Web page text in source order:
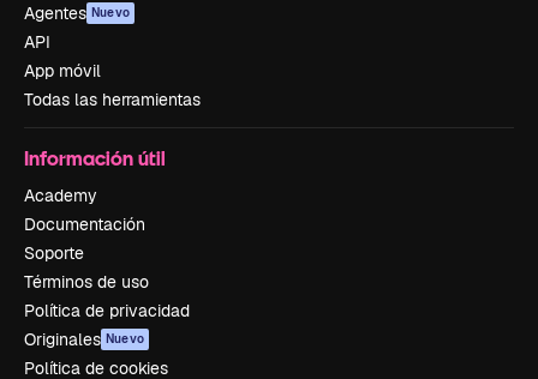
Agentes Nuevo
API
App móvil
Todas las herramientas
Información útil
Academy
Documentación
Soporte
Términos de uso
Política de privacidad
Originales Nuevo
Política de cookies